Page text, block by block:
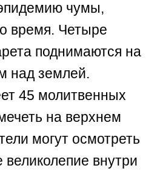
чумы,
время. Четыре
поднимаются на
над землей.
45 молитвенных
на верхнем
могут осмотреть
великолепие внутри